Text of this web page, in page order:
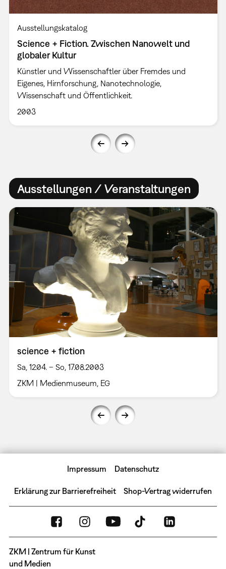
Ausstellungskatalog
Science + Fiction. Zwischen Nanowelt und
globaler Kultur
Künstler und Wissenschaftler über Fremdes und
Eigenes, Hirnforschung, Nanotechnologie,
Wissenschaft und Öffentlichkeit.
2003
Ausstellungen / Veranstaltungen
science + fiction
Sa, 12.04. – So, 17.08.2003
ZKM | Medienmuseum, EG
Impressum Datenschutz
Erklärung zur Barrierefreiheit Shop-Vertrag widerrufen
ZKM | Zentrum für Kunst
und Medien